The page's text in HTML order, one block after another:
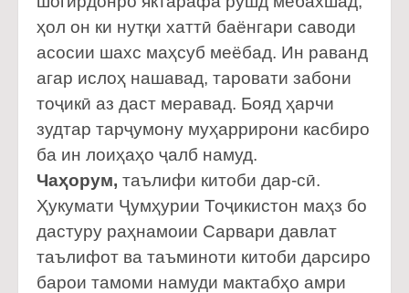
ҳол он ки нутқи хаттӣ баёнгари саводи
асосии шахс маҳсуб меёбад. Ин раванд
агар ислоҳ нашавад, таровати забони
тоҷикӣ аз даст меравад. Бояд ҳарчи
зудтар тарҷумону муҳаррирони касбиро
ба ин лоиҳаҳо ҷалб намуд.
Чаҳорум, таълифи китоби дар-сӣ.
Ҳукумати Ҷумҳурии Тоҷикистон маҳз бо
дастуру раҳнамоии Сарвари давлат
таълифот ва таъминоти китоби дарсиро
барои тамоми намуди мактабҳо амри